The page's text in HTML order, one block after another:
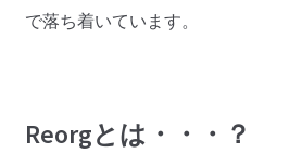
で落ち着いています。
Reorgとは・・・？